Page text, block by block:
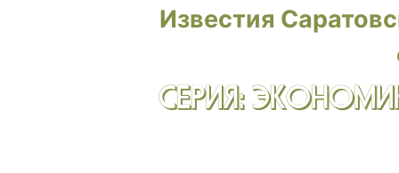
Известия
СЕРИЯ: